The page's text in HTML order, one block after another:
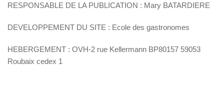
RESPONSABLE DE LA PUBLICATION : Mary BATARDIERE
DEVELOPPEMENT DU SITE : Ecole des gastronomes
HEBERGEMENT : OVH-2 rue Kellermann BP80157 59053
Roubaix cedex 1